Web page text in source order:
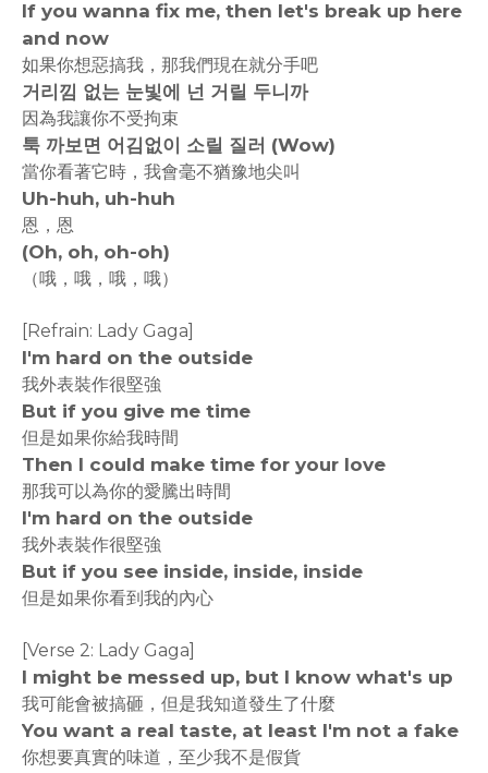
If you wanna fix me, then let's break up here
and now
如果你想惡搞我，那我們現在就分手吧
거리낌 없는 눈빛에 넌 거릴 두니까
因為我讓你不受拘束
툭 까보면 어김없이 소릴 질러 (Wow)
當你看著它時，我會毫不猶豫地尖叫
Uh-huh, uh-huh
恩，恩
(Oh, oh, oh-oh)
（哦，哦，哦，哦）
[Refrain: Lady Gaga]
I'm hard on the outside
我外表裝作很堅強
But if you give me time
但是如果你給我時間
Then I could make time for your love
那我可以為你的愛騰出時間
I'm hard on the outside
我外表裝作很堅強
But if you see inside, inside, inside
但是如果你看到我的內心
[Verse 2: Lady Gaga]
I might be messed up, but I know what's up
我可能會被搞砸，但是我知道發生了什麼
You want a real taste, at least I'm not a fake
你想要真實的味道，至少我不是假貨